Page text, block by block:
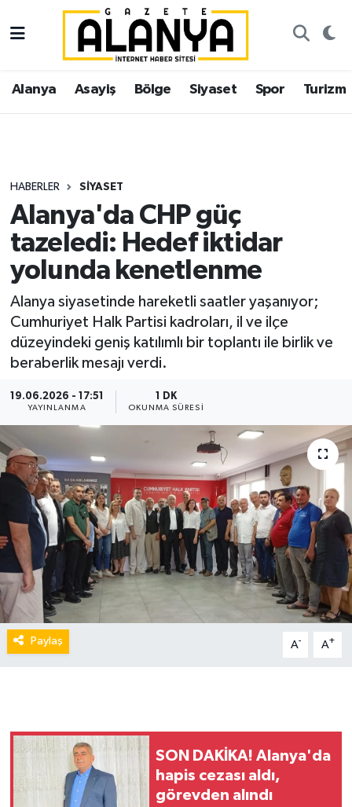
Alanya Asayiş Bölge Siyaset Spor Turizm
HABERLER SIYASET
Alanya'da CHP güç
tazeledi: Hedef iktidar
yolunda kenetlenme
Alanya siyasetinde hareketli saatler yaşanıyor;
Cumhuriyet Halk Partisi kadroları, il ve ilçe
düzeyindeki geniş katılımlı bir toplantı ile birlik ve
beraberlik mesajı verdi.
19.06.2026 - 17:51
YAYINLANMA
1 DK
OKUNMA SÜRESI
Paylaş A- A+
SON DAKİKA! Alanya'da
hapis cezası aldı,
görevden alındı
Alanya
Asayiş
Siyaset
Spor
Turizm
Ekonomi
Gazipaşa
İstanbul Nöbetçi Eczaneler
İstanbul Hava Durumu
Süper Lig Puan Durumu ve Fikstür
Tüm Manşetler
Son Dakika Haberleri
Haber Arşivi